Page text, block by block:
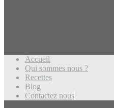
Accueil
Qui sommes nous ?
Recettes
Blog
Contactez nous